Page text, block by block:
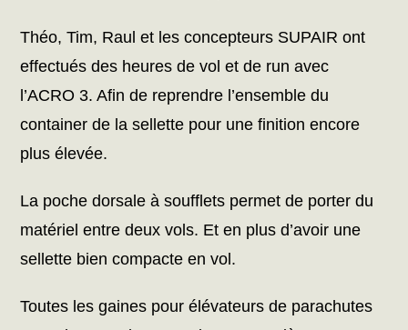
Théo, Tim, Raul et les concepteurs SUPAIR ont
effectués des heures de vol et de run avec
l’ACRO 3. Afin de reprendre l’ensemble du
container de la sellette pour une finition encore
plus élevée.
La poche dorsale à soufflets permet de porter du
matériel entre deux vols. Et en plus d’avoir une
sellette bien compacte en vol.
Toutes les gaines pour élévateurs de parachutes